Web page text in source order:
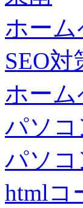
ホー
SEO対
ホー
パソコ
パソ
htmlコ